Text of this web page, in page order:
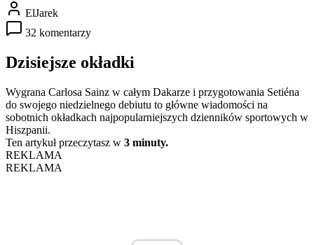
ElJarek
32 komentarzy
Dzisiejsze okładki
Wygrana Carlosa Sainz w całym Dakarze i przygotowania Setiéna
do swojego niedzielnego debiutu to główne wiadomości na
sobotnich okładkach najpopularniejszych dzienników sportowych w
Hiszpanii.
Ten artykuł przeczytasz w 3 minuty.
REKLAMA
REKLAMA